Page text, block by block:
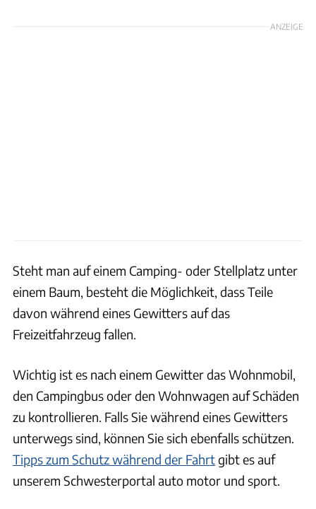
ANZEIGE
Steht man auf einem Camping- oder Stellplatz unter
einem Baum, besteht die Möglichkeit, dass Teile
davon während eines Gewitters auf das
Freizeitfahrzeug fallen.
Wichtig ist es nach einem Gewitter das Wohnmobil,
den Campingbus oder den Wohnwagen auf Schäden
zu kontrollieren. Falls Sie während eines Gewitters
unterwegs sind, können Sie sich ebenfalls schützen.
Tipps zum Schutz während der Fahrtgibt es auf
unserem Schwesterportal auto motor und sport.